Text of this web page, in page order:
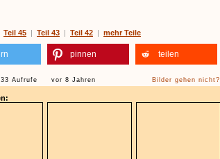
Teil 45 | Teil 43 | Teil 42 | mehr Teile
pinnen teilen
Aufrufe vor 8 Jahren Bilder gehen nicht?